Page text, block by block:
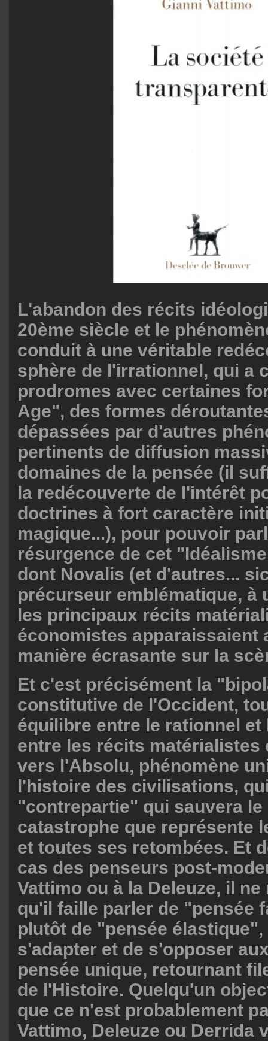
L'abandon des récits
20ème siècle et le
conduit à une véritable
sphère de l'irrationnel, qui a
prodromes avec certaines
Age", des formes
dépassées par d'autres
pertinents de diffusion
domaines de la pensée (il
la redécouverte de l'intérêt
doctrines à fort caractère
magique...), pour pouvoir
résurgence de cet
dont Novalis (et d'autres...
précurseur emblématique, à
les principaux récits
économistes apparaissaient
manière écrasante sur la
Et c'est précisément la
constitutive de l'Occident,
équilibre entre le rationnel
entre les récits matérialistes
vers l'Absolu, phénomène
l'histoire des civilisations,
"contrepartie" qui sauvera le
catastrophe que représente
et toutes ses retombées. Et
cas des penseurs post-
Vattimo ou à la Deleuze, il
qu'il faille parler de "pensée
plutôt de "pensée élastique",
s'adapter et de s'opposer
pensée unique, retournant
de l'Histoire. Quelqu'un
que ce n'est probablement
Vattimo, Deleuze ou Derrida